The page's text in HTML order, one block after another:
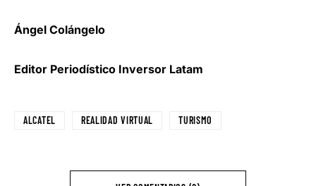
Ángel Colángelo
Editor Periodístico Inversor Latam
ALCATEL REALIDAD VIRTUAL TURISMO